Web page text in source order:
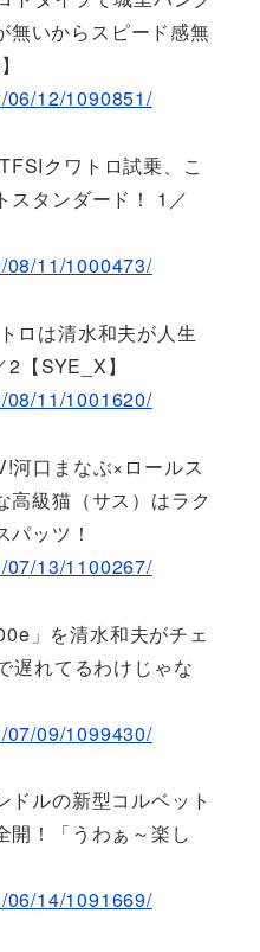
無いからスピード感無
06/12/1090851/
クワトロ試乗、こ
スタンダード！ 1／
08/11/1000473/
ロは清水和夫が人生
【SYE_X】
08/11/1001620/
河口まなぶ×ロールス
高級猫（サス）はラク
パッツ！
07/13/1100267/
」を清水和夫がチェ
遅れてるわけじゃな
07/09/1099430/
ドルの新型コルベット
開！「うわぁ～楽し
06/14/1091669/